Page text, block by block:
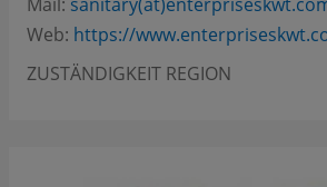
Web: https://
ZUSTÄNDIGKEIT REGION